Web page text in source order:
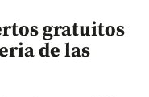
gratuitos
de las